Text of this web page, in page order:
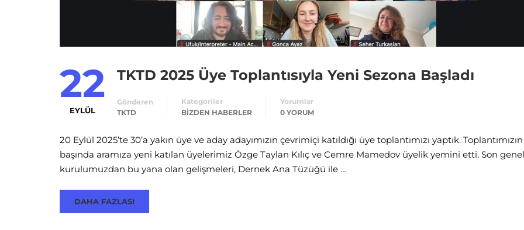
22
EYLÜL
TKTD 2025 Üye Toplantısıyla Yeni Sezona Başladı
Gönderen
TKTD
Kategoriler
BIZDEN HABERLER
Yorumlar
0 YORUM
20 Eylül 2025’te 30’a yakın üye ve aday adayımızın çevrimiçi katıldığı üye toplantımızı yaptık. Toplantımızın
başında aramıza yeni katılan üyelerimiz Özge Taylan Kılıç ve Cemre Mamedov üyelik yemini etti. Son genel
kurulumuzdan bu yana olan gelişmeleri, Dernek Ana Tüzüğü ile …
DAHA FAZLASI